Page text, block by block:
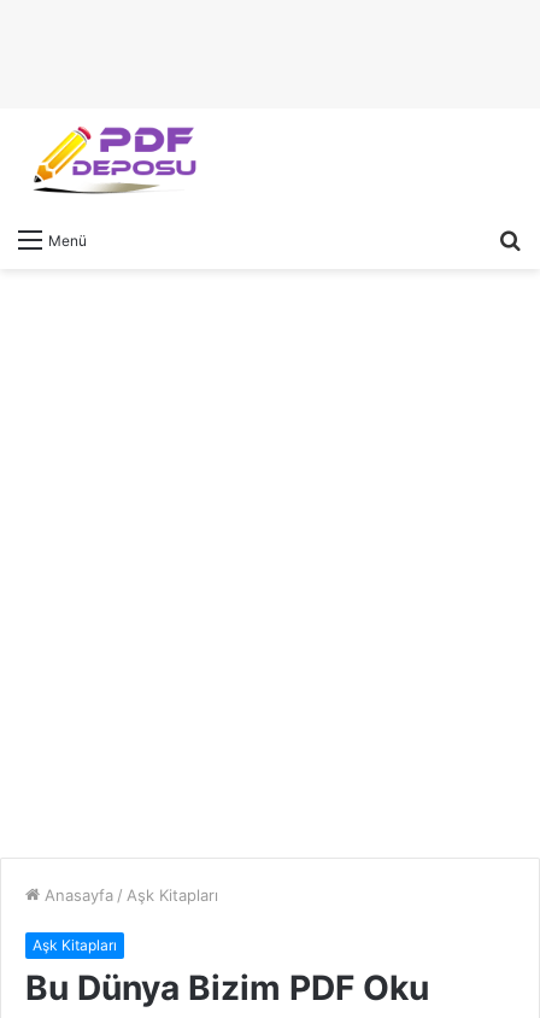
Menü
Anasayfa / Aşk Kitapları
Aşk Kitapları
Bu Dünya Bizim PDF Oku